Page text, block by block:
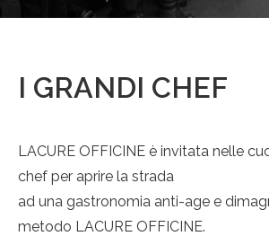
I GRANDI CHEF
LACURE OFFICINE è invitata nelle
chef per aprire la strada
ad una gastronomia anti-age e
metodo LACURE OFFICINE.